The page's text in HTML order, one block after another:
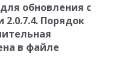
обновления с
2.0.7.4. Порядок
в файле